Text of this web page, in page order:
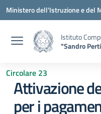
Vai ai contenuti
Vai al menu di navigazione
Vai al footer
Ministero dell'Istruzione e del
Istituto
"Sandro
Circolare 23
Attivazione
per i